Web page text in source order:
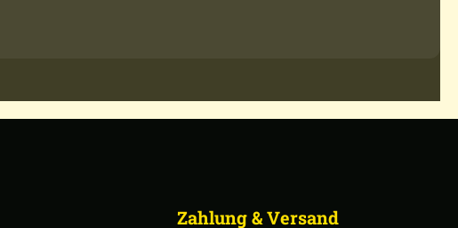
Zahlung & Versand